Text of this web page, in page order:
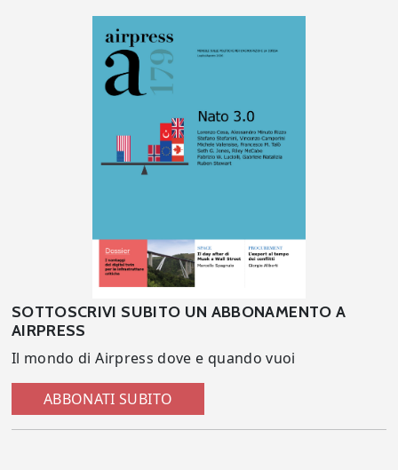
SOTTOSCRIVI SUBITO UN ABBONAMENTO A
AIRPRESS
Il mondo di Airpress dove e quando vuoi
ABBONATI SUBITO